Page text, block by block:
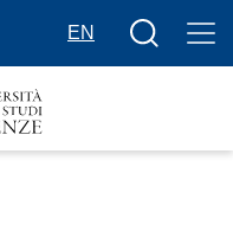
EN
Bottone